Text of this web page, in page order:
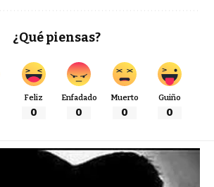
¿Qué piensas?
Feliz
0
Enfadado
0
Muerto
0
Guiño
0